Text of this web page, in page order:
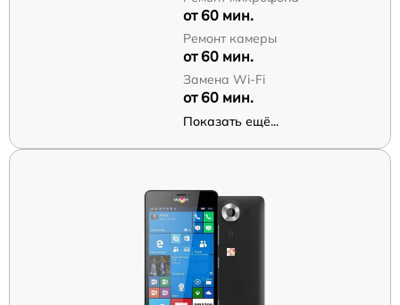
от 60 мин.
Ремонт камеры
от 60 мин.
Замена Wi-Fi
от 60 мин.
Показать ещё...